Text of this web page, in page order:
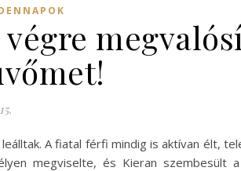
A fiatal férfi mindig is aktívan élt,
megviselte, és Kieran szembesült